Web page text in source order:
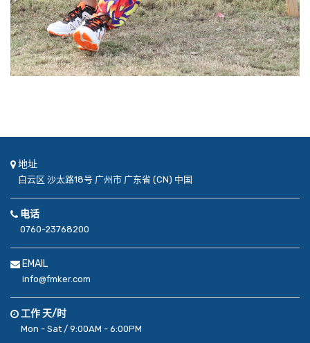
地址
白云区 沙太路18号 广州市 广东省 (CN) 中国
电话
0760-23768200
EMAIL
info@fmker.com
工作 天/时
Mon - Sat / 9:00AM - 6:00PM